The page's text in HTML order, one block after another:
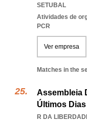
SETUBAL
Atividades de
PCR
Ver empresa
Matches in the
Assembleia
Últimos
R DA